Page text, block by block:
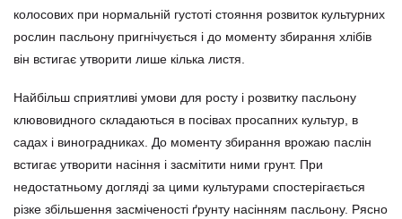
колосових при нормальній густоті стояння розвиток культурних
рослин пасльону пригнічується і до моменту збирання хлібів
він встигає утворити лише кілька листя.
Найбільш сприятливі умови для росту і розвитку пасльону
клювовидного складаються в посівах просапних культур, в
садах і виноградниках. До моменту збирання врожаю паслін
встигає утворити насіння і засмітити ними грунт. При
недостатньому догляді за цими культурами спостерігається
різке збільшення засміченості ґрунту насінням пасльону. Рясно